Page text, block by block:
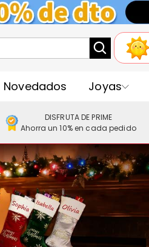
Novedados Joyas
DISFRUTA DE PRIME
Ahorra un 10% en cada pedido